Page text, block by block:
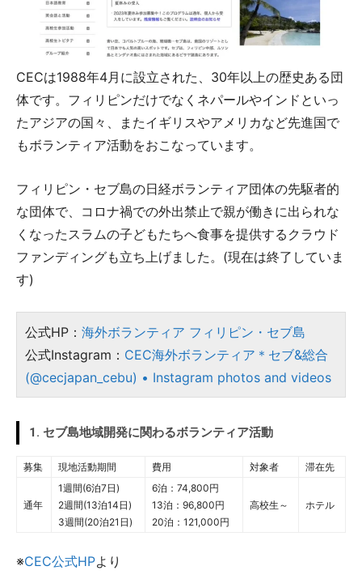
CECは1988年4月に設立された、30年以上の歴史ある団
体です。フィリピンだけでなくネパールやインドといっ
たアジアの国々、またイギリスやアメリカなど先進国で
もボランティア活動をおこなっています。
フィリピン・セブ島の日経ボランティア団体の先駆者的
な団体で、コロナ禍での外出禁止で親が働きに出られな
くなったスラムの子どもたちへ食事を提供するクラウド
ファンディングも立ち上げました。(現在は終了していま
す)
公式HP： 海外ボランティア フィリピン・セブ島
公式Instagram： CEC海外ボランティア＊セブ&総合
(@cecjapan_cebu) • Instagram photos and videos
1. セブ島地域開発に関わるボランティア活動
募集 現地活動期間 費用 対象者 滞在先
通年
1週間(6泊7日)
2週間(13泊14日)
3週間(20泊21日)
6泊：74,800円
13泊：96,800円
20泊：121,000円
高校生～ ホテル
※CEC公式HPより